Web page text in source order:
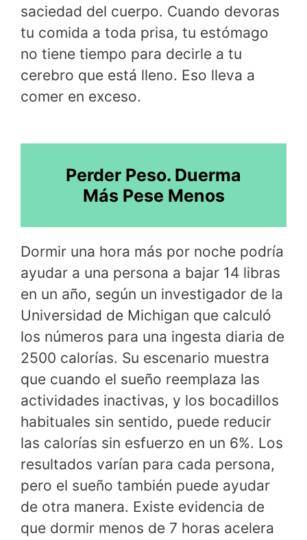
saciedad del cuerpo. Cuando devoras
tu comida a toda prisa, tu estómago
no tiene tiempo para decirle a tu
cerebro que está lleno. Eso lleva a
comer en exceso.
Perder Peso. Duerma
Más Pese Menos
Dormir una hora más por noche podría
ayudar a una persona a bajar 14 libras
en un año, según un investigador de la
Universidad de Michigan que calculó
los números para una ingesta diaria de
2500 calorías. Su escenario muestra
que cuando el sueño reemplaza las
actividades inactivas, y los bocadillos
habituales sin sentido, puede reducir
las calorías sin esfuerzo en un 6%. Los
resultados varían para cada persona,
pero el sueño también puede ayudar
de otra manera. Existe evidencia de
que dormir menos de 7 horas acelera